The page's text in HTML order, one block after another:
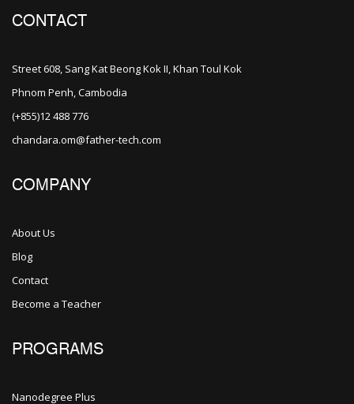
CONTACT
Street 608, Sang Kat Beong Kok II, Khan Toul Kok
Phnom Penh, Cambodia
(+855)12 488 776
chandara.om@father-tech.com
COMPANY
About Us
Blog
Contact
Become a Teacher
PROGRAMS
Nanodegree Plus